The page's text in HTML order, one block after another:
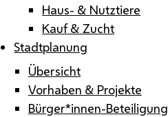
Haus- & Nutztiere
Kauf & Zucht
Stadtplanung
Übersicht
Vorhaben & Projekte
Bürger*innen-Beteiligung